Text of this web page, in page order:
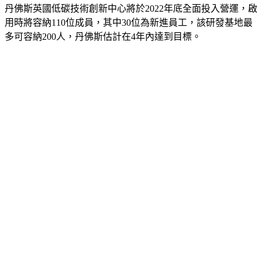
丹佛斯英國低碳技術創新中心將於2022年底全面投入營運，啟
用時將容納110位成員，其中30位為新進員工，該研發基地最
多可容納200人，丹佛斯估計在4年內達到目標。